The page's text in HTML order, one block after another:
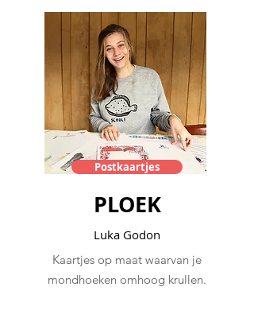
Postkaartjes
PLOEK
Luka Godon
Kaartjes op maat waarvan je
mondhoeken omhoog krullen.